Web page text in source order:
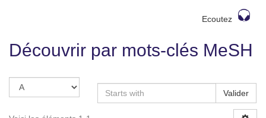
Ecoutez
Découvrir par mots-clés MeSH
Valider